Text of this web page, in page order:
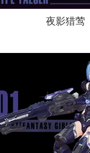
夜影猎莺